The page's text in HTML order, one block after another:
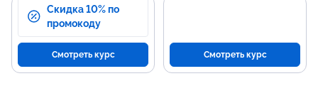
Скидка 10% по
промокоду
Смотреть курс Смотреть курс